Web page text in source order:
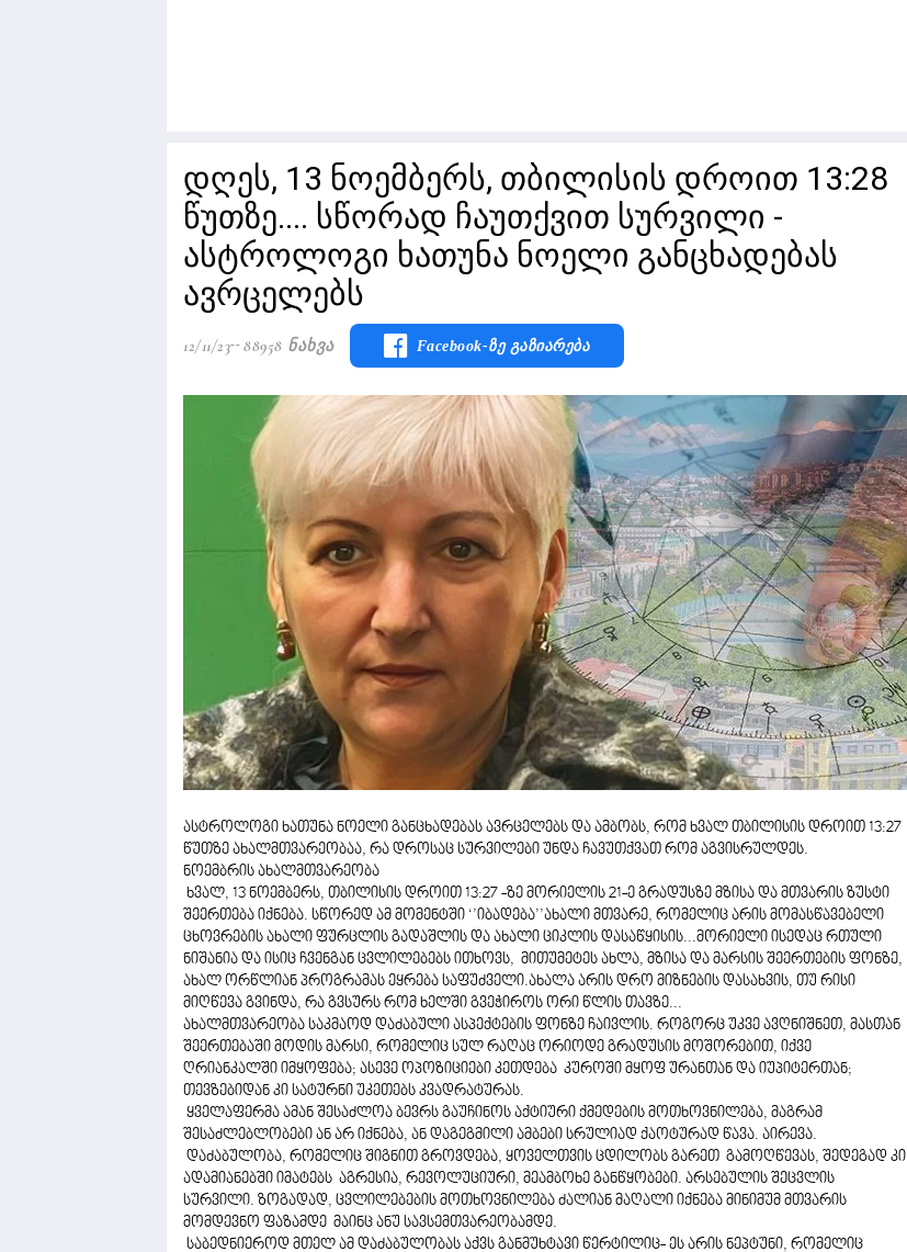
დღეს, 13 ნოემბერს, თბილისის დროით 13:28
წუთზე.... სწორად ჩაუთქვით სურვილი -
ასტროლოგი ხათუნა ნოელი განცხადებას
ავრცელებს
12/11/23 88958 Ნახვა Facebook-Ზე Გაზიარება
ასტროლოგი ხათუნა ნოელი განცხადებას ავრცელებს და ამბობს, რომ ხვალ თბილისის დროით 13:27
წუთზე ახალმთვარეობაა, რა დროსაც სურვილები უნდა ჩავუთქვათ რომ აგვისრულდეს.
ნოემბრის ახალმთვარეობა
ხვალ, 13 ნოემბერს, თბილისის დროით 13:27 -ზე მორიელის 21-ე გრადუსზე მზისა და მთვარის ზუსტი
შეერთება იქნება. სწორედ ამ მომენტში ‘’იბადება’’ახალი მთვარე, რომელიც არის მომასწავებელი
ცხოვრების ახალი ფურცლის გადაშლის და ახალი ციკლის დასაწყისის...მორიელი ისედაც რთული
ნიშანია და ისიც ჩვენგან ცვლილებებს ითხოვს, მითუმეტეს ახლა, მზისა და მარსის შეერთების ფონზე,
ახალ ორწლიან პროგრამას ეყრება საფუძველი.ახალა არის დრო მიზნების დასახვის, თუ რისი
მიღწევა გვინდა, რა გვსურს რომ ხელში გვეჭიროს ორი წლის თავზე...
ახალმთვარეობა საკმაოდ დაძაბული ასპექტების ფონზე ჩაივლის. როგორც უკვე ავღნიშნეთ, მასთან
შეერთებაში მოდის მარსი, რომელიც სულ რაღაც ორიოდე გრადუსის მოშორებით, იქვე
ღრიანკალში იმყოფება; ასევე ოპოზიციები კეთდება კუროში მყოფ ურანთან და იუპიტერთან;
თევზებიდან კი სატურნი უკეთებს კვადრატურას.
ყველაფერმა ამან შესაძლოა ბევრს გაუჩინოს აქტიური ქმედების მოთხოვნილება, მაგრამ
შესაძლებლობები ან არ იქნება, ან დაგეგმილი ამბები სრულიად ქაოტურად წავა. აირევა.
დაძაბულობა, რომელიც შიგნით გროვდება, ყოველთვის ცდილობს გარეთ გამოღწევას, შედეგად კი
ადამიანებში იმატებს აგრესია, რევოლუციური, მეამბოხე განწყობები. არსებულის შეცვლის
სურვილი. ზოგადად, ცვლილებების მოთხოვნილება ძალიან მაღალი იქნება მინიმუმ მთვარის
მომდევნო ფაზამდე მაინც ანუ სავსემთვარეობამდე.
საბედნიეროდ მთელ ამ დაძაბულობას აქვს განმუხტავი წერტილიც- ეს არის ნეპტუნი, რომელიც